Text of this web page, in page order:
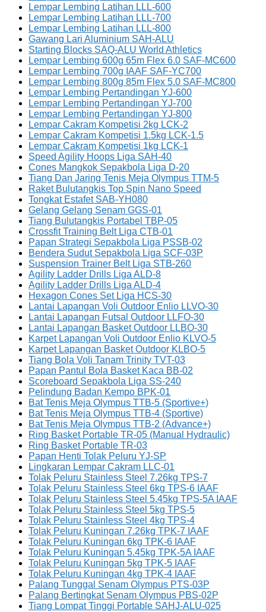
Lempar Lembing Latihan LLL-600
Lempar Lembing Latihan LLL-700
Lempar Lembing Latihan LLL-800
Gawang Lari Aluminium SAH-ALU
Starting Blocks SAQ-ALU World Athletics
Lempar Lembing 600g 65m Flex 6.0 SAF-MC600
Lempar Lembing 700g IAAF SAF-YC700
Lempar Lembing 800g 85m Flex 5.0 SAF-MC800
Lempar Lembing Pertandingan YJ-600
Lempar Lembing Pertandingan YJ-700
Lempar Lembing Pertandingan YJ-800
Lempar Cakram Kompetisi 2kg LCK-2
Lempar Cakram Kompetisi 1.5kg LCK-1.5
Lempar Cakram Kompetisi 1kg LCK-1
Speed Agility Hoops Liga SAH-40
Cones Mangkok Sepakbola Liga D-20
Tiang Dan Jaring Tenis Meja Olympus TTM-5
Raket Bulutangkis Top Spin Nano Speed
Tongkat Estafet SAB-YH080
Gelang Gelang Senam GGS-01
Tiang Bulutangkis Portabel TBP-05
Crossfit Training Belt Liga CTB-01
Papan Strategi Sepakbola Liga PSSB-02
Bendera Sudut Sepakbola Liga SCF-03P
Suspension Trainer Belt Liga STB-260
Agility Ladder Drills Liga ALD-8
Agility Ladder Drills Liga ALD-4
Hexagon Cones Set Liga HCS-30
Lantai Lapangan Voli Outdoor Enlio LLVO-30
Lantai Lapangan Futsal Outdoor LLFO-30
Lantai Lapangan Basket Outdoor LLBO-30
Karpet Lapangan Voli Outdoor Enlio KLVO-5
Karpet Lapangan Basket Outdoor KLBO-5
Tiang Bola Voli Tanam Trinity TVT-03
Papan Pantul Bola Basket Kaca BB-02
Scoreboard Sepakbola Liga SS-240
Pelindung Badan Kempo BPK-01
Bat Tenis Meja Olympus TTB-5 (Sportive+)
Bat Tenis Meja Olympus TTB-4 (Sportive)
Bat Tenis Meja Olympus TTB-2 (Advance+)
Ring Basket Portable TR-05 (Manual Hydraulic)
Ring Basket Portable TR-03
Papan Henti Tolak Peluru YJ-SP
Lingkaran Lempar Cakram LLC-01
Tolak Peluru Stainless Steel 7.26kg TPS-7
Tolak Peluru Stainless Steel 6kg TPS-6 IAAF
Tolak Peluru Stainless Steel 5.45kg TPS-5A IAAF
Tolak Peluru Stainless Steel 5kg TPS-5
Tolak Peluru Stainless Steel 4kg TPS-4
Tolak Peluru Kuningan 7.26kg TPK-7 IAAF
Tolak Peluru Kuningan 6kg TPK-6 IAAF
Tolak Peluru Kuningan 5.45kg TPK-5A IAAF
Tolak Peluru Kuningan 5kg TPK-5 IAAF
Tolak Peluru Kuningan 4kg TPK-4 IAAF
Palang Tunggal Senam Olympus PTS-03P
Palang Bertingkat Senam Olympus PBS-02P
Tiang Lompat Tinggi Portable SAHJ-ALU-025